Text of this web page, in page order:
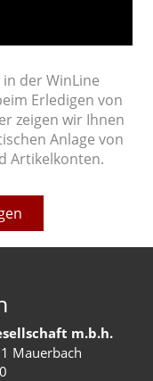
der WinLine
Erledigen von
zeigen wir Ihnen
Anlage von
Artikelkonten.
m.b.h.
Mauerbach